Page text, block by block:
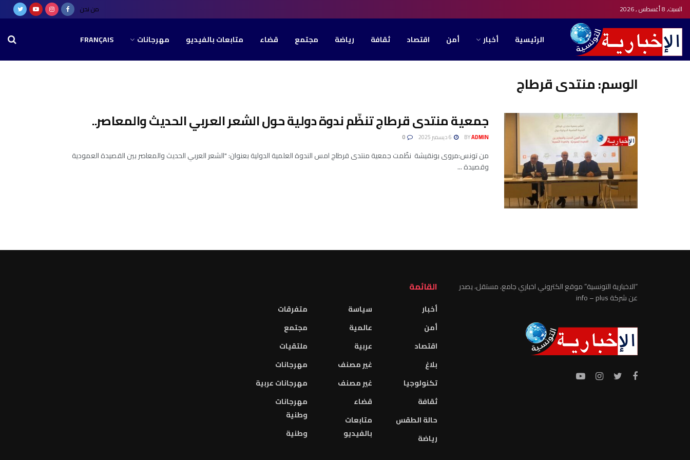
السبت, 8 أغسطس , 2026 من نحن
الرئيسية أخبار أمن اقتصاد ثقافة رياضة مجتمع قضاء متابعات بالفيديو مهرجانات FRANÇAIS
الوسم:منتدى قرطاج
جمعية منتدى قرطاج تنظّم ندوة دولية حول الشعر العربي الحديث والمعاصر..
BYADMIN
من تونس:مروى بونقيشة نظّمت جمعية منتدى قرطاج امس الندوة العلمية الدولية بعنوان: "الشعر العربي الحديث والمعاصر بين القصيدة العمودية
وقصيدة ...
“الاخبارية التونسية” موقع الكتروني اخباري جامع، مستقل، يصدر
عن شركة info – plus
القائمة
أخبار
أمن
اقتصاد
بلاغ
تكنولوجيا
ثقافة
حالة الطقس
رياضة
سياسة
عالمية
عربية
غير مصنف
غير مصنف
قضاء
متابعات
بالفيديو
متفرقات
مجتمع
ملتقيات
مهرجانات
مهرجانات عربية
مهرجانات
وطنية
وطنية